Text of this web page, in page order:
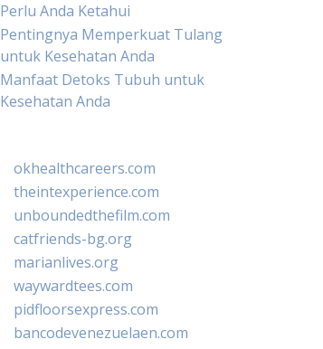
Perlu Anda Ketahui
Pentingnya Memperkuat Tulang
untuk Kesehatan Anda
Manfaat Detoks Tubuh untuk
Kesehatan Anda
okhealthcareers.com
theintexperience.com
unboundedthefilm.com
catfriends-bg.org
marianlives.org
waywardtees.com
pidfloorsexpress.com
bancodevenezuelaen.com